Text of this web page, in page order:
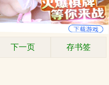
下一页 存书签